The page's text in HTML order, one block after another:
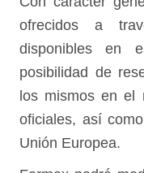
ofrecidos a
disponibles en
posibilidad de
los mismos en el
oficiales, así
Unión Europea.